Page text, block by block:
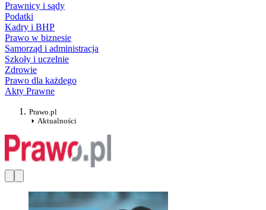
Prawnicy i sądy
Podatki
Kadry i BHP
Prawo w biznesie
Samorząd i administracja
Szkoły i uczelnie
Zdrowie
Prawo dla każdego
Akty Prawne
Prawo.pl
Aktualności